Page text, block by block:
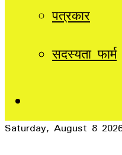
पत्रकार
सदस्यता फार्म
Saturday, August 8